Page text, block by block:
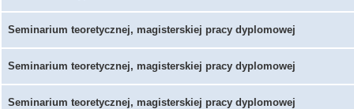
Seminarium teoretycznej, magisterskiej pracy dyplomowej
Seminarium teoretycznej, magisterskiej pracy dyplomowej
Seminarium teoretycznej, magisterskiej pracy dyplomowej